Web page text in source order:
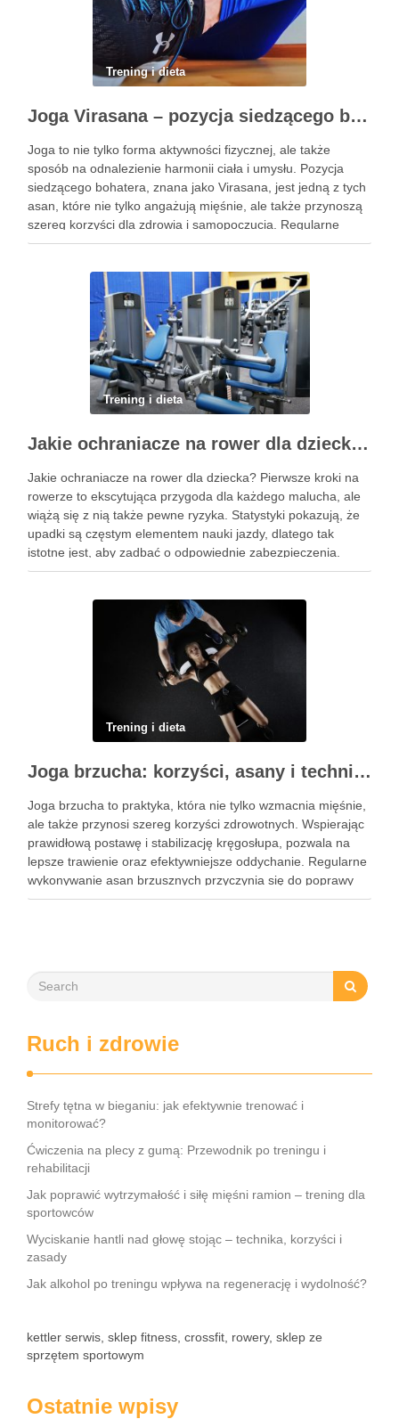
Trening i dieta
Joga Virasana – pozycja siedzącego bohatera i jej korzyści
Joga to nie tylko forma aktywności fizycznej, ale także
sposób na odnalezienie harmonii ciała i umysłu. Pozycja
siedzącego bohatera, znana jako Virasana, jest jedną z tych
asan, które nie tylko angażują mięśnie, ale także przynoszą
szereg korzyści dla zdrowia i samopoczucia. Regularne
praktykowanie tej pozycji może poprawić elastyczność
Trening i dieta
Jakie ochraniacze na rower dla dziecka wybrać? Praktyczny poradnik
Jakie ochraniacze na rower dla dziecka? Pierwsze kroki na
rowerze to ekscytująca przygoda dla każdego malucha, ale
wiążą się z nią także pewne ryzyka. Statystyki pokazują, że
upadki są częstym elementem nauki jazdy, dlatego tak
istotne jest, aby zadbać o odpowiednie zabezpieczenia.
Ochraniacze na rower dla dzieci stanowią kluczowy element
Trening i dieta
Joga brzucha: korzyści, asany i techniki oddechowe
Joga brzucha to praktyka, która nie tylko wzmacnia mięśnie,
ale także przynosi szereg korzyści zdrowotnych. Wspierając
prawidłową postawę i stabilizację kręgosłupa, pozwala na
lepsze trawienie oraz efektywniejsze oddychanie. Regularne
wykonywanie asan brzusznych przyczynia się do poprawy
elastyczności i równowagi, a także staje się kluczem do
Ruch i zdrowie
Strefy tętna w bieganiu: jak efektywnie trenować i
monitorować?
Ćwiczenia na plecy z gumą: Przewodnik po treningu i
rehabilitacji
Jak poprawić wytrzymałość i siłę mięśni ramion – trening dla
sportowców
Wyciskanie hantli nad głowę stojąc – technika, korzyści i
zasady
Jak alkohol po treningu wpływa na regenerację i wydolność?
kettler serwis, sklep fitness, crossfit, rowery, sklep ze
sprzętem sportowym
Ostatnie wpisy